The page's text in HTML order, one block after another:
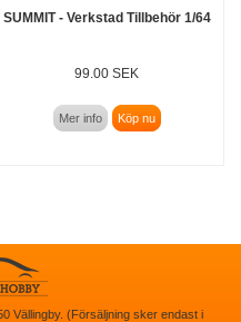
SUMMIT - Verkstad Tillbehör 1/64
99.00 SEK
Mer info Köp nu
Vällingby. (Försäljning sker endast i